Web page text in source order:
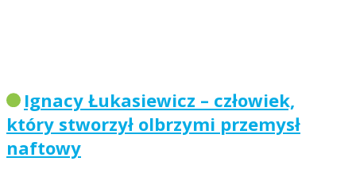
Ignacy Łukasiewicz – człowiek,
który stworzył olbrzymi przemysł
naftowy